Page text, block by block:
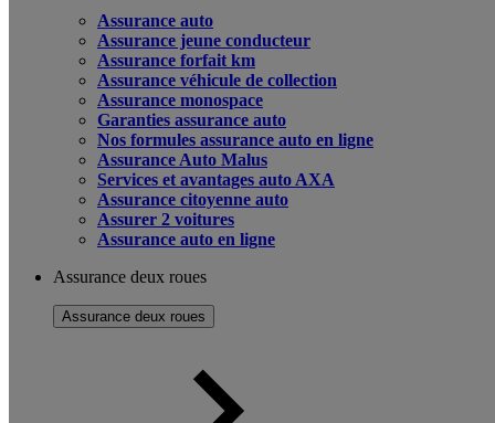
Assurance auto
Assurance jeune conducteur
Assurance forfait km
Assurance véhicule de collection
Assurance monospace
Garanties assurance auto
Nos formules assurance auto en ligne
Assurance Auto Malus
Services et avantages auto AXA
Assurance citoyenne auto
Assurer 2 voitures
Assurance auto en ligne
Assurance deux roues
Assurance deux roues